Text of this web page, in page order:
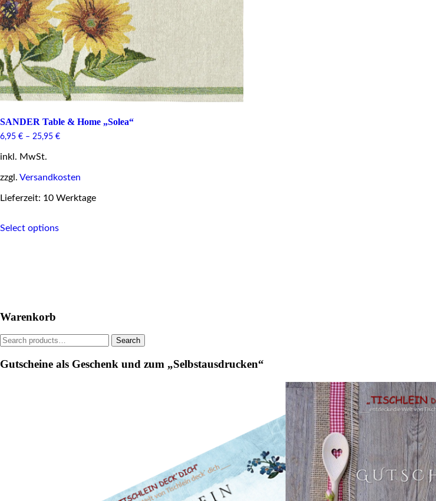
SANDER Table & Home „Solea“
6,95 € – 25,95 €
inkl. MwSt.
zzgl. Versandkosten
Lieferzeit: 10 Werktage
Select optionsproduct
the
page
Warenkorb
Search
Search
Gutscheine als Geschenk und zum „Selbstausdrucken“